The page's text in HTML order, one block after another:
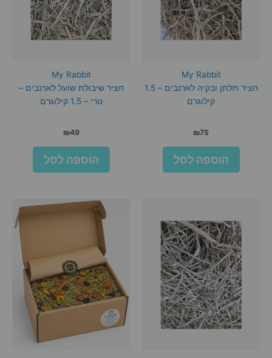
My Rabbit
חציר תלתן ובקיה לארנבים – 1.5
קילוגרם
₪75
הוספה לסל
My Rabbit
חציר שיבולת שועל לארנבים –
טרי – 1.5 קילוגרם
₪49
הוספה לסל